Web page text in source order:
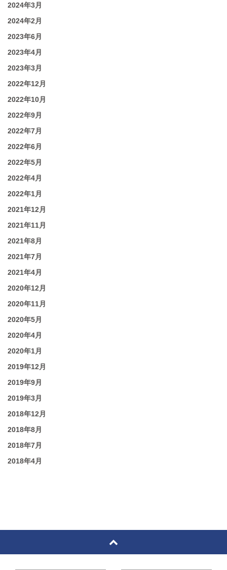
2024年3月
2024年2月
2023年6月
2023年4月
2023年3月
2022年12月
2022年10月
2022年9月
2022年7月
2022年6月
2022年5月
2022年4月
2022年1月
2021年12月
2021年11月
2021年8月
2021年7月
2021年4月
2020年12月
2020年11月
2020年5月
2020年4月
2020年1月
2019年12月
2019年9月
2019年3月
2018年12月
2018年8月
2018年7月
2018年4月